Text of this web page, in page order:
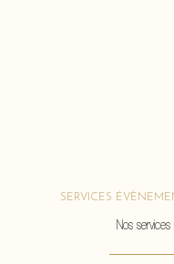
SERVICES
Nos services